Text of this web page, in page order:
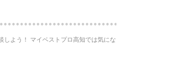
よう！ マイベストプロ高知では気にな